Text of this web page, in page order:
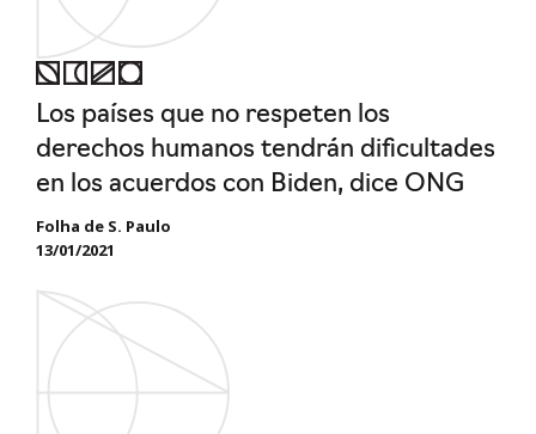
Los países que no respeten los
derechos humanos tendrán dificultades
en los acuerdos con Biden, dice ONG
Folha de S. Paulo
13/01/2021